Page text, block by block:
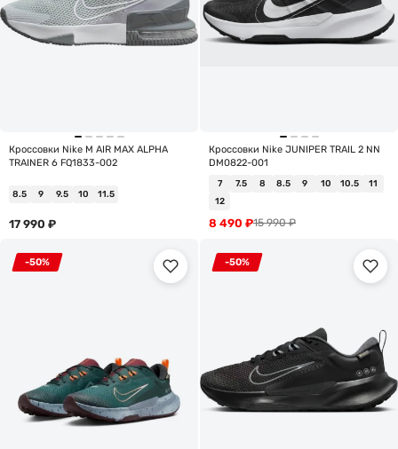
Кроссовки Nike M AIR MAX ALPHA
TRAINER 6 FQ1833-002
8.5 9 9.5 10 11.5
17 990 ₽
Кроссовки Nike JUNIPER TRAIL 2 NN
DM0822-001
7 7.5 8 8.5 9 10 10.5
11
12
15 990₽
8 490 ₽
-50% -50%